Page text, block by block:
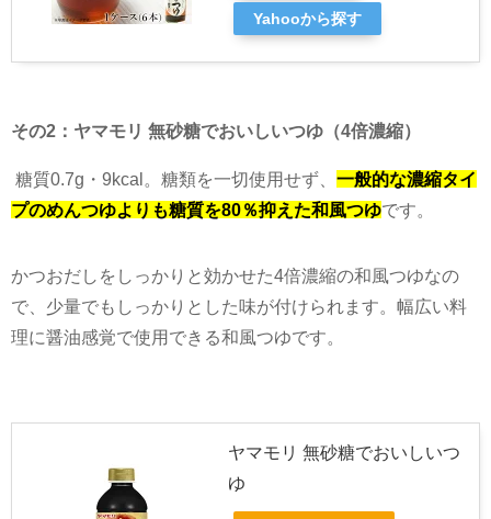
Yahooから探す
その2 ：ヤマモリ 無砂糖でおいしいつゆ（4倍濃縮）
糖質0.7g ・ 9kcal 。糖類を一切使用せず、 一般的な濃縮タイ
プのめんつゆよりも糖質を80％抑えた和風つゆです。
かつおだしをしっかりと効かせた4倍濃縮の和風つゆなの
で、少量でもしっかりとした味が付けられます。幅広い料
理に醤油感覚で使用できる和風つゆです。
ヤマモリ 無砂糖でおいしいつ
ゆ